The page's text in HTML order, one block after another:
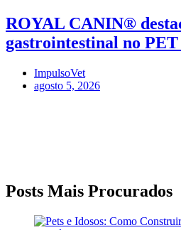
ROYAL CANIN®
gastrointestinal no
ImpulsoVet
agosto 5, 2026
Posts Mais Procurados